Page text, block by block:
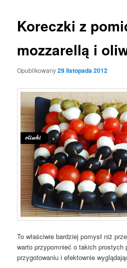
Koreczki z
mozzarellą i
Opublikowany29 listopada 2012
To właściwie bardziej pomysł niż
warto przypomnieć o takich prostych
przygotowaniu i efektownie